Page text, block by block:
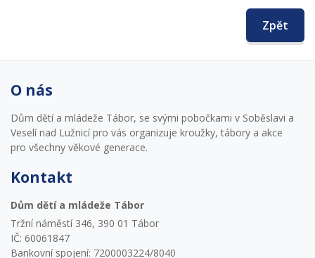
Zpět
O nás
Dům dětí a mládeže Tábor, se svými pobočkami v Soběslavi a
Veselí nad Lužnicí pro vás organizuje kroužky, tábory a akce
pro všechny věkové generace.
Kontakt
Dům dětí a mládeže Tábor
Tržní náměstí 346, 390 01 Tábor
IČ: 60061847
Bankovní spojení: 7200003224/8040